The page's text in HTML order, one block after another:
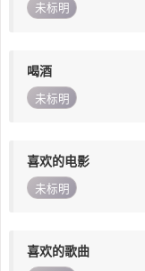
未标明
喝酒
未标明
喜欢的电影
未标明
喜欢的歌曲